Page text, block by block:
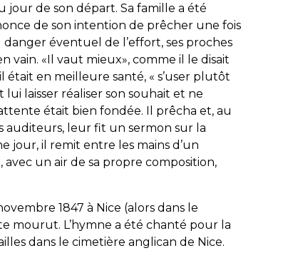
de son départ. Sa famille a été
de son intention de prêcher une fois
danger éventuel de l’effort, ses proches
vain. «Il vaut mieux», comme il le disait
en meilleure santé, « s’user plutôt
lui laisser réaliser son souhait et ne
était bien fondée. Il prêcha et, au
auditeurs, leur fit un sermon sur la
jour, il remit entre les mains d’un
avec un air de sa propre composition,
1847 à Nice (alors dans le
mourut. L’hymne a été chanté pour la
dans le cimetière anglican de Nice.